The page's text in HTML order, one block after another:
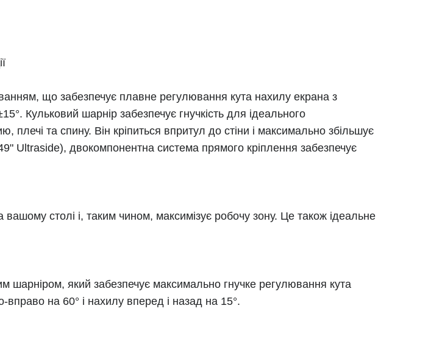
що забезпечує плавне регулювання кута нахилу екрана з
Кульковий шарнір забезпечує гнучкість для ідеального
та спину. Він кріпиться впритул до стіни і максимально збільшує
Ultraside), двокомпонентна система прямого кріплення забезпечує
столі і, таким чином, максимізує робочу зону. Це також ідеальне
який забезпечує максимально гнучке регулювання кута
на 60° і нахилу вперед і назад на 15°.